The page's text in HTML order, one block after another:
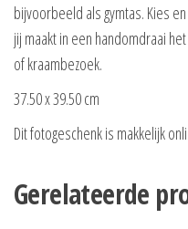
bijvoorbeeld als gymtas. Kies
jij maakt in een handomdraai
of kraambezoek.
37.50 x 39.50 cm
Dit fotogeschenk is makkelijk
Gerelateerde